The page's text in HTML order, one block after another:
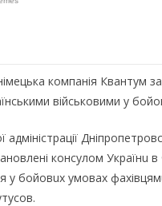
компанія Квантум
військовими у
адміністрації
консулом
бойовuх умовах